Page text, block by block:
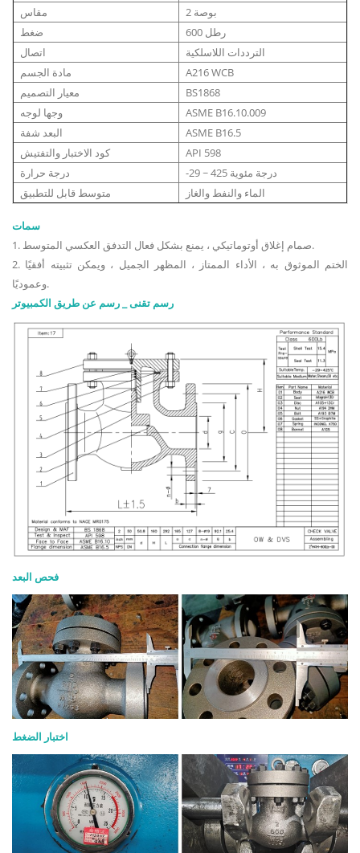
مقاس
2 بوصة
ضغط
600 رطل
اتصال
الترددات اللاسلكية
مادة الجسم
A216 WCB
معيار التصميم
BS1868
وجها لوجه
ASME B16.10.009
البعد شفة
ASME B16.5
كود الاختبار والتفتيش
API 598
درجة حرارة
-29 ~ 425 درجة مئوية
متوسط ​​قابل للتطبيق
الماء والنفط والغاز
سمات
1. صمام إغلاق أوتوماتيكي ، يمنع بشكل فعال التدفق العكسي المتوسط.
2. الختم الموثوق به ، الأداء الممتاز ، المظهر الجميل ، ويمكن تثبيته أفقيًا
وعموديًا.
رسم تقنى _ رسم عن طريق الكمبيوتر
فحص البعد
اختبار الضغط